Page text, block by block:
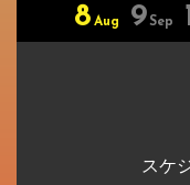
8 Aug 9 Sep
スケ